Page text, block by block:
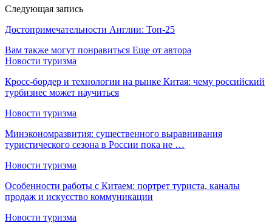
Следующая запись
Достопримечательности Англии: Топ-25
Вам также могут понравиться Еще от автора
Новости туризма
Кросс-бордер и технологии на рынке Китая: чему российский
турбизнес может научиться
Новости туризма
Минэкономразвития: существенного выравнивания
туристического сезона в России пока не …
Новости туризма
Особенности работы с Китаем: портрет туриста, каналы
продаж и искусство коммуникации
Новости туризма